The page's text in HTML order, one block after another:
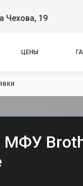
Чехова, 19
ЦЕНЫ
МФУ